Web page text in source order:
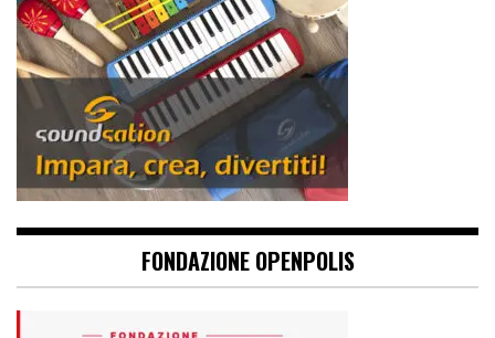
FONDAZIONE OPENPOLIS